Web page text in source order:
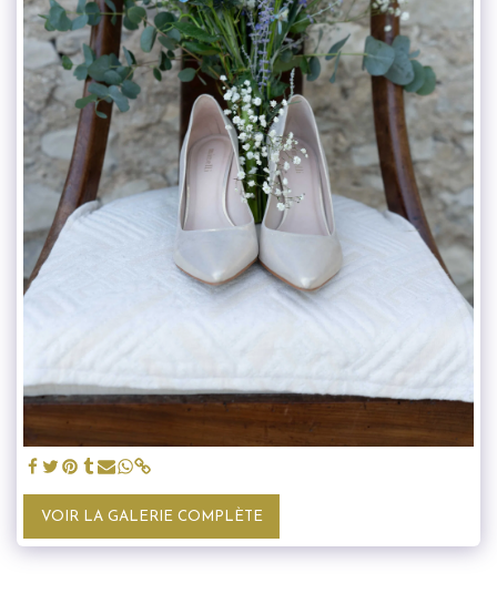
VOIR LA GALERIE COMPLÈTE